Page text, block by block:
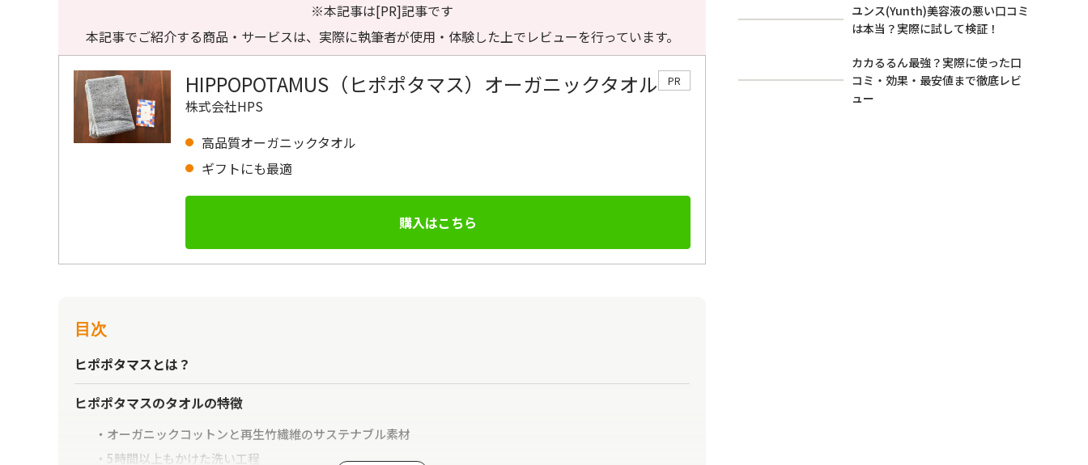
※本記事は[PR]記事です
本記事でご紹介する商品・サービスは、実際に執筆者が使用・体験した上でレビューを行っています。
HIPPOPOTAMUS（ヒポポタマス）オーガニックタオル
株式会社HPS
高品質オーガニックタオル
ギフトにも最適
購入はこちら
PR
目次
ヒポポタマスとは？
ヒポポタマスのタオルの特徴
オーガニックコットンと再生竹繊維のサステナブル素材
5時間以上もかけた洗い工程
ユンス(Yunth)美容液の悪い口コミ
は本当？実際に試して検証！
カカるるん最強？実際に使った口
コミ・効果・最安値まで徹底レビ
ュー